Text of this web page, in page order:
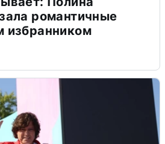
романтичные
избранником